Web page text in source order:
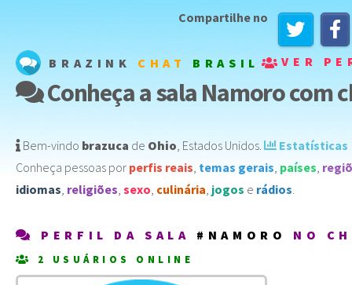
BRAZINK CHAT BRASIL VER
Compartilhe no
Conheça a sala Namoro com
Bem-vindo brazuca de Ohio Estados Unidos
Estatísticas
Conheça pessoas por perfis reais temas gerais países
idiomas religiões sexo culinária jogos e rádios
PERFIL DA SALA #NAMORO NO
2 USUÁRIOS ONLINE